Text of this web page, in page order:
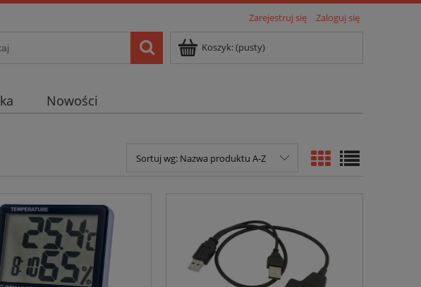
Zarejestruj się Zaloguj się
Koszyk:(pusty)
Nowości
Sortuj wg: Nazwa produktu A-Z